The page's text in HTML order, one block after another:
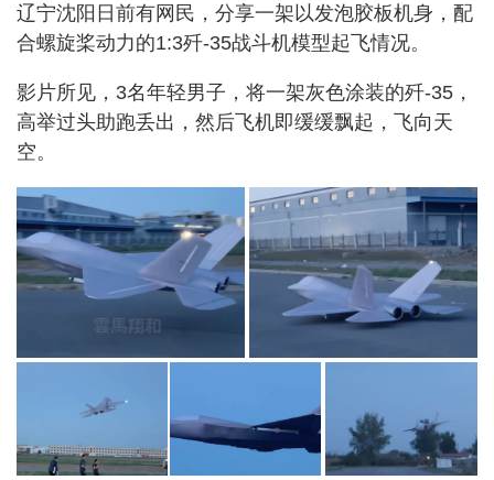
辽宁沈阳日前有网民，分享一架以发泡胶板机身，配
合螺旋桨动力的1:3歼-35战斗机模型起飞情况。
影片所见，3名年轻男子，将一架灰色涂装的歼-35，
高举过头助跑丢出，然后飞机即缓缓飘起，飞向天
空。